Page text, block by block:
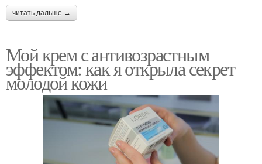
читать дальше →
Мой крем с антивозрастным
эффектом: как я открыла секрет
молодой кожи